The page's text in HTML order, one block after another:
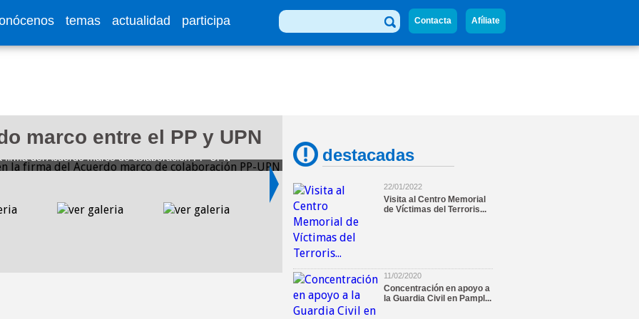
temas actualidad participa
Buscar
Contacta Afíliate
marco entre el PP y UPN
del Acuerdo marco de colaboración PP-UPN
06/03/2019
Pablo Casado y Javier Esparza, en la firma del Acuerdo marco de
destacadas
22/01/2022
Visita al Centro Memorial
de Víctimas del Terroris...
11/02/2020
Concentración en apoyo a
la Guardia Civil en Pampl...